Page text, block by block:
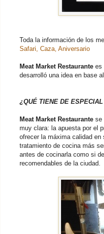
Toda la información de los
Safari, Caza, Aniversario
Meat Market Restaurante es
desarrolló una idea en base
¿QUÉ TIENE DE
Meat Market Restaurante se
muy clara: la apuesta por el
ofrecer la máxima calidad en
tratamiento de cocina más
antes de cocinarla como si
recomendables de la ciudad.